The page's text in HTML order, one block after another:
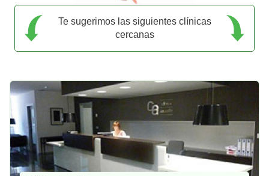
Te sugerimos las siguientes clínicas
cercanas